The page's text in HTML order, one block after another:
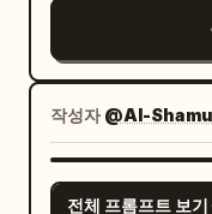
3. 시장 기회 슬
场机会”. 두 개
분석 레이아웃
역 지도나 산악
아이콘과 짧은
컴팩트한 기회
Ben & Jerry's
에 담긴 아이스
포인트 - 강렬한
1개 - 은은한 공
일관성: 이것은
모든 그릇이나
게 늘어나는 피
은 채 여유롭고
있음. 배경에는
딥 크림슨 컬러
PIZZA ” 텍스
작성자@Al-
전체 프롬프트 보기